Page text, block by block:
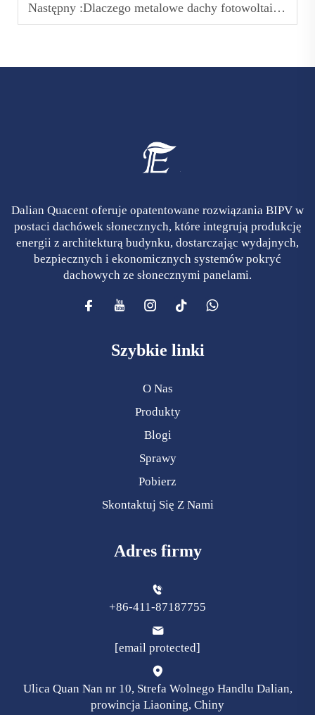
Następny :Dlaczego metalowe dachy fotowoltaiczne są preferowanym rozwiązaniem dla budynków oszczędzających energię?
Dalian Quacent oferuje opatentowane rozwiązania BIPV w
postaci dachówek słonecznych, które integrują produkcję
energii z architekturą budynku, dostarczając wydajnych,
bezpiecznych i ekonomicznych systemów pokryć
dachowych ze słonecznymi panelami.
Szybkie linki
O Nas
Produkty
Blogi
Sprawy
Pobierz
Skontaktuj Się Z Nami
Adres firmy
+86-411-87187755
[email protected]
Ulica Quan Nan nr 10, Strefa Wolnego Handlu Dalian,
prowincja Liaoning, Chiny